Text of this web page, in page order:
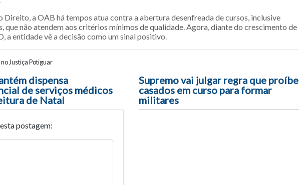
Direito, a OAB há tempos atua contra a abertura desenfreada de cursos, inclusive
que não atendem aos critérios mínimos de qualidade. Agora, diante do crescimento de
a entidade vê a decisão como um sinal positivo.
Justiça Potiguar
entre posts
dispensa
de serviços médicos
de Natal
Supremo vai julgar regra que proíbe
casados em curso para formar
militares
postagem: